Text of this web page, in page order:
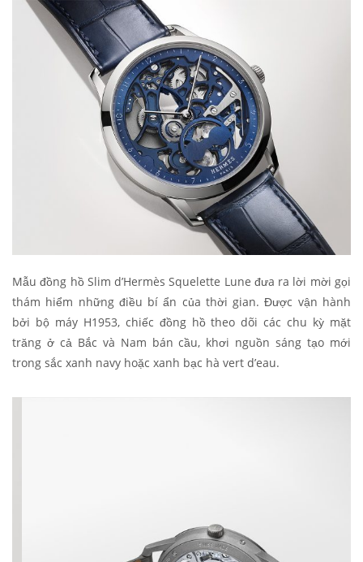
Mẫu đồng hồ Slim d’Hermès Squelette Lune đưa ra lời mời gọi
thám hiểm những điều bí ẩn của thời gian. Được vận hành
bởi bộ máy H1953, chiếc đồng hồ theo dõi các chu kỳ mặt
trăng ở cả Bắc và Nam bán cầu, khơi nguồn sáng tạo mới
trong sắc xanh navy hoặc xanh bạc hà vert d’eau.